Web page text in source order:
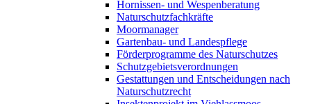
Hornissen- und Wespenberatung
Naturschutzfachkräfte
Moormanager
Gartenbau- und Landespflege
Förderprogramme des Naturschutzes
Schutzgebietsverordnungen
Gestattungen und Entscheidungen nach
Naturschutzrecht